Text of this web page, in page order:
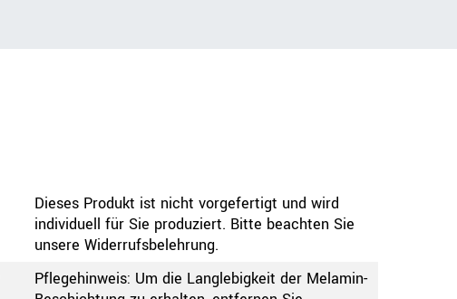
Dieses Produkt ist nicht vorgefertigt und wird
individuell für Sie produziert. Bitte beachten Sie
unsere Widerrufsbelehrung.
Pflegehinweis: Um die Langlebigkeit der Melamin-